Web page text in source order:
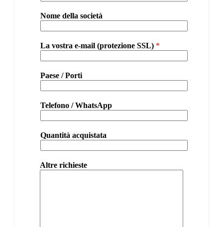
Nome della società
La vostra e-mail (protezione SSL) *
Paese / Porti
Telefono / WhatsApp
Quantità acquistata
Altre richieste